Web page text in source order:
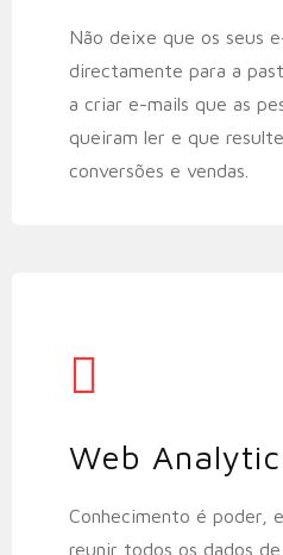
Não deixe que os seus
directamente para a
a criar e-mails que as
queiram ler e que
conversões e vendas.
Web
Conhecimento é poder,
reunir todos os dados